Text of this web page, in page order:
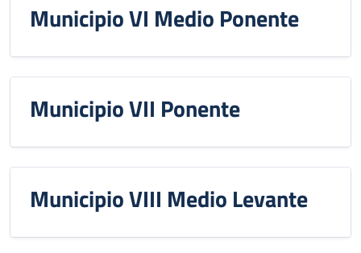
Municipio VI Medio Ponente
Municipio VII Ponente
Municipio VIII Medio Levante